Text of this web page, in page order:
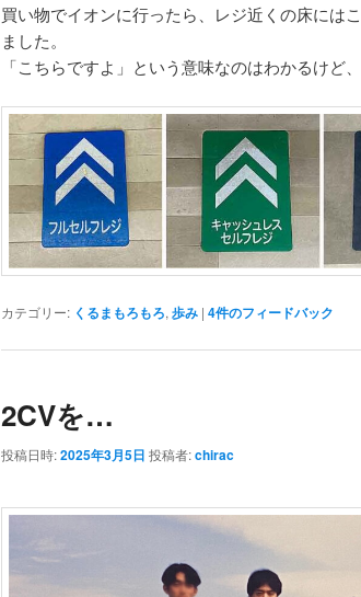
買い物でイオンに行ったら、レジ近くの床には
ました。
「こちらですよ」という意味なのはわかるけど
カテゴリー: くるまもろもろ,歩み | 4件のフィードバック
2CVを…
投稿日時:2025年3月5日 投稿者:chirac